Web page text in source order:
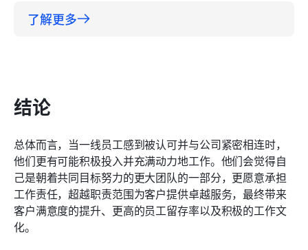
了解更多
结论
总体而言，当一线员工感到被认可并与公司紧密相连时，
他们更有可能积极投入并充满动力地工作。他们会觉得自
己是朝着共同目标努力的更大团队的一部分，更愿意承担
工作责任，超越职责范围为客户提供卓越服务，最终带来
客户满意度的提升、更高的员工留存率以及积极的工作文
化。